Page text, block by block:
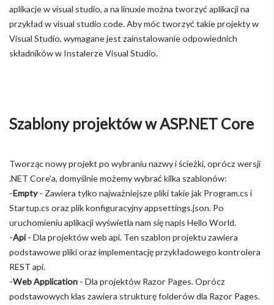
aplikacje w visual studio, a na linuxie można tworzyć aplikacji na
przykład w visual studio code. Aby móc tworzyć takie projekty w
Visual Studio, wymagane jest zainstalowanie odpowiednich
składników w Instalerze Visual Studio.
Szablony projektów w ASP.NET Core
Tworząc nowy projekt po wybraniu nazwy i ścieżki, oprócz wersji
.NET Core'a, domyślnie możemy wybrać kilka szablonów:
-Empty- Zawiera tylko najważniejsze pliki takie jak Program.cs i
Startup.cs oraz plik konfiguracyjny appsettings.json. Po
uruchomieniu aplikacji wyświetla nam się napis Hello World.
-Api- Dla projektów web api. Ten szablon projektu zawiera
podstawowe pliki oraz implementację przykładowego kontrolera
REST api.
-Web Application - Dla projektów Razor Pages. Oprócz
podstawowych klas zawiera strukturę folderów dla Razor Pages.